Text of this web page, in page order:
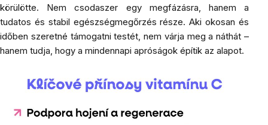
körülötte. Nem csodaszer egy megfázásra, hanem a
tudatos és stabil egészségmegőrzés része. Aki okosan és
időben szeretné támogatni testét, nem várja meg a náthát –
hanem tudja, hogy a mindennapi apróságok építik az alapot.